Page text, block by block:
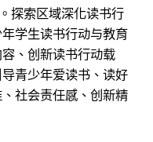
探索区域深化读书行
学生读书行动与教育
、创新读书行动载
青少年爱读书、读好
社会责任感、创新精